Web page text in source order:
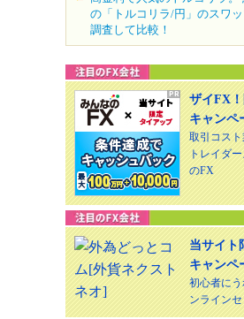
の「トルコリラ/円」のスワ
調査して比較！
ザイFX
キャンペ
取引コス
トレイダ
のFX
当サイト
キャンペ
初心者に
ンライン